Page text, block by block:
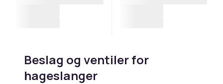
Beslag og ventiler for
hageslanger